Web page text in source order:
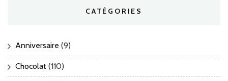
CATÉGORIES
Anniversaire (9)
Chocolat (110)